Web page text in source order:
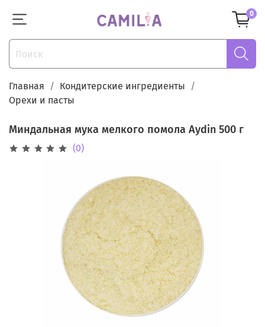
0
Главная
Кондитерские ингредиенты
Орехи и пасты
Миндальная мука мелкого помола Aydin 500 г
(0)